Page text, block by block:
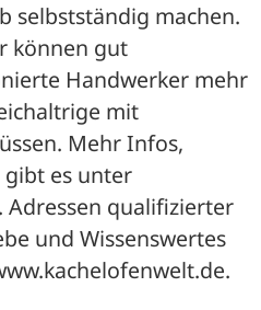
selbstständig machen.
können gut
Handwerker mehr
mit
Mehr Infos,
gibt es unter
qualifizierter
und Wissenswertes